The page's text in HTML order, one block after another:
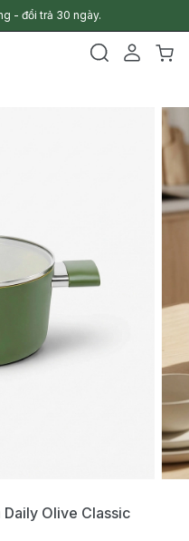
- đổi trả 30 ngày.
Daily Olive Classic